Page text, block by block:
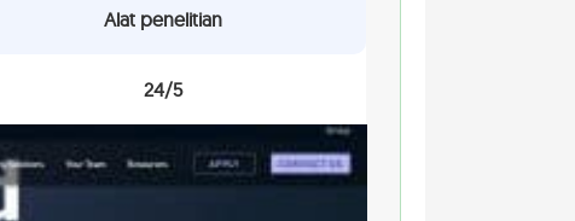
Alat penelitian
24/5